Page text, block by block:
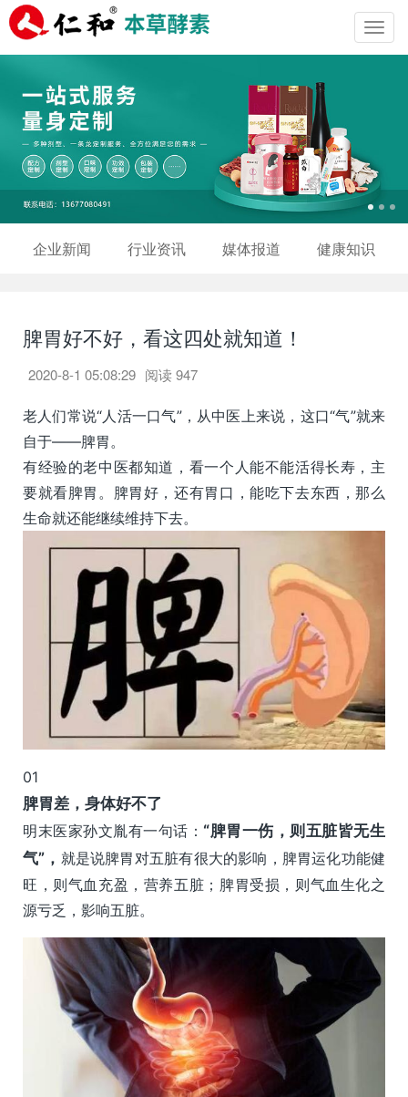
企业新闻 行业资讯 媒体报道 健康知识
脾胃好不好，看这四处就知道！
2020-8-1 05:08:29 阅读947
老人们常说“人活一口气”，从中医上来说，这口“气”就来
自于——脾胃。
有经验的老中医都知道，看一个人能不能活得长寿，主
要就看脾胃。脾胃好，还有胃口，能吃下去东西，那么
生命就还能继续维持下去。
01
脾胃差，身体好不了
明末医家孙文胤有一句话： “脾胃一伤，则五脏皆无生
气”， 就是说脾胃对五脏有很大的影响，脾胃运化功能健
旺，则气血充盈，营养五脏；脾胃受损，则气血生化之
源亏乏，影响五脏。